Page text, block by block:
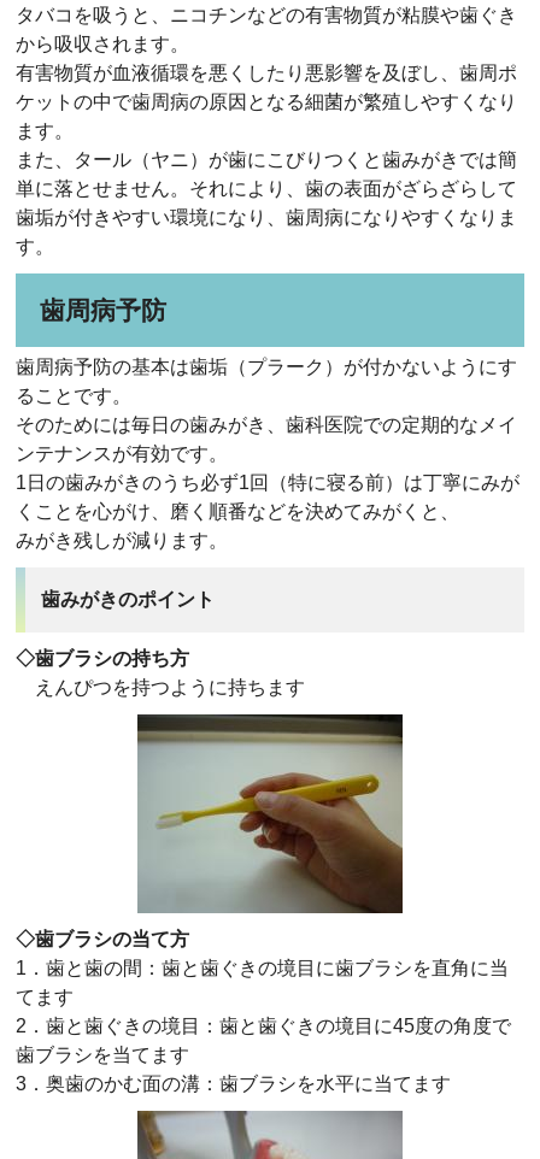
タバコを吸うと、ニコチンなどの有害物質が粘膜や歯ぐき
から吸収されます。
有害物質が血液循環を悪くしたり悪影響を及ぼし、歯周ポ
ケットの中で歯周病の原因となる細菌が繁殖しやすくなり
ます。
また、タール（ヤニ）が歯にこびりつくと歯みがきでは簡
単に落とせません。それにより、歯の表面がざらざらして
歯垢が付きやすい環境になり、歯周病になりやすくなりま
す。
歯周病予防
歯周病予防の基本は歯垢（プラーク）が付かないようにす
ることです。
そのためには毎日の歯みがき、歯科医院での定期的なメイ
ンテナンスが有効です。
1日の歯みがきのうち必ず1回（特に寝る前）は丁寧にみが
くことを心がけ、磨く順番などを決めてみがくと、
みがき残しが減ります。
歯みがきのポイント
◇歯ブラシの持ち方
えんぴつを持つように持ちます
◇歯ブラシの当て方
1．歯と歯の間：歯と歯ぐきの境目に歯ブラシを直角に当
てます
2．歯と歯ぐきの境目：歯と歯ぐきの境目に45度の角度で
歯ブラシを当てます
3．奥歯のかむ面の溝：歯ブラシを水平に当てます